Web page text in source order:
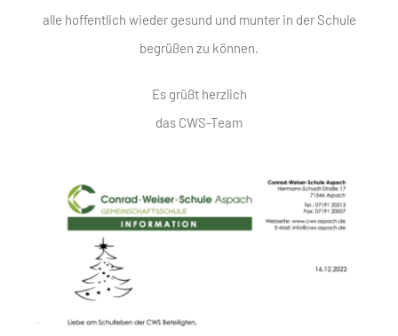
alle hoffentlich wieder gesund und munter in der Schule
begrüßen zu können.
Es grüßt herzlich
das CWS-Team